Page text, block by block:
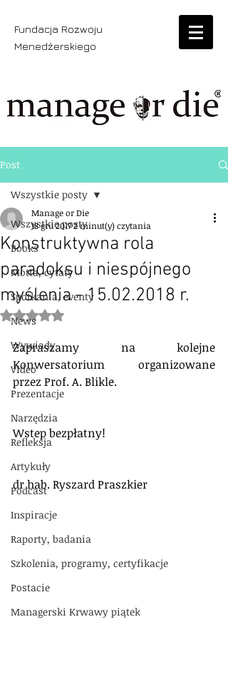
Fundacja Rozwoju
Menedżerskiego
Post
Wszystkie posty
Books
Motta, cytaty
Spotkania, eventy
News
Wywiady
Video
Prezentacje
Narzędzia
Refleksja
Artykuły
Podcast
Inspiracje
Raporty, badania
Szkolenia, programy, certyfikacje
Postacie
Managerski Krwawy piątek
Wszystkie posty
Konstruktywna rola
paradoksu i niespójnego
myślenia - 15.02.2018 r.
Manage or Die
18 gru 20172 minut(y) czytania
Oceniono na NaN z 5 gwiazdek.
Zapraszamy na kolejne
Konwersatorium organizowane
przez Prof. A. Blikle.
Wstep bezpłatny!
dr hab. Ryszard Praszkier